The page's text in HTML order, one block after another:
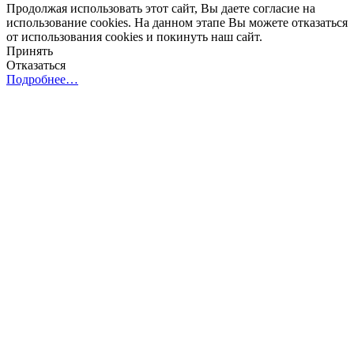
Продолжая использовать этот сайт, Вы даете согласие на
использование cookies. На данном этапе Вы можете отказаться
от использования cookies и покинуть наш сайт.
Принять
Отказаться
Подробнее…